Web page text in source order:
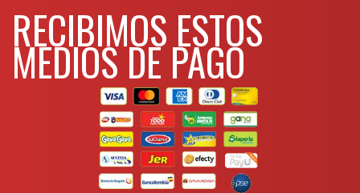
comunicarse al
WHATSAPP3134392699
5/16″ – 7 copas con punta torx
T8 a T30 – 3 copas con punta
pala 4 a 7 mm – 3 ratchet, O
1/4″, 3/8″ y 1/2″ – 2 extenciones
2″ y 4″, O 1/4″ – 2 extenciones 5″
y 10″, O 1/2″ – 2 adaptadores – 1
destornillador, O 1/4″ – 2 juntas
univrsalews 1/4″ y 3/8″
mas info
comunicarse al
WHATSAPP
RECIBIMOS ESTOS
MEDIOS DE PAGO